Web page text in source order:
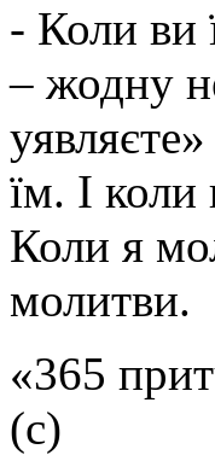
- Коли ви
– жодну
їм. І
Коли я
молитви.
«365
(с)